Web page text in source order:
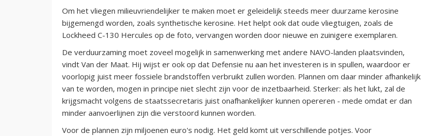
Om het vliegen milieuvriendelijker te maken moet er geleidelijk steeds meer duurzame kerosine
bijgemengd worden, zoals synthetische kerosine. Het helpt ook dat oude vliegtuigen, zoals de
Lockheed C-130 Hercules op de foto, vervangen worden door nieuwe en zuinigere exemplaren.
De verduurzaming moet zoveel mogelijk in samenwerking met andere NAVO-landen plaatsvinden,
vindt Van der Maat. Hij wijst er ook op dat Defensie nu aan het investeren is in spullen, waardoor er
voorlopig juist meer fossiele brandstoffen verbruikt zullen worden. Plannen om daar minder afhankelijk
van te worden, mogen in principe niet slecht zijn voor de inzetbaarheid. Sterker: als het lukt, zal de
krijgsmacht volgens de staatssecretaris juist onafhankelijker kunnen opereren - mede omdat er dan
minder aanvoerlijnen zijn die verstoord kunnen worden.
Voor de plannen zijn miljoenen euro's nodig. Het geld komt uit verschillende potjes. Voor